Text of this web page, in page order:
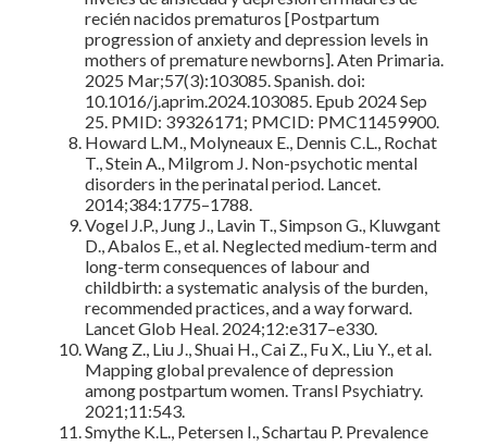
recién nacidos prematuros [Postpartum
progression of anxiety and depression levels in
mothers of premature newborns]. Aten Primaria.
2025 Mar;57(3):103085. Spanish. doi:
10.1016/j.aprim.2024.103085. Epub 2024 Sep
25. PMID: 39326171; PMCID: PMC11459900.
Howard L.M., Molyneaux E., Dennis C.L., Rochat
T., Stein A., Milgrom J. Non-psychotic mental
disorders in the perinatal period. Lancet.
2014;384:1775–1788.
Vogel J.P., Jung J., Lavin T., Simpson G., Kluwgant
D., Abalos E., et al. Neglected medium-term and
long-term consequences of labour and
childbirth: a systematic analysis of the burden,
recommended practices, and a way forward.
Lancet Glob Heal. 2024;12:e317–e330.
Wang Z., Liu J., Shuai H., Cai Z., Fu X., Liu Y., et al.
Mapping global prevalence of depression
among postpartum women. Transl Psychiatry.
2021;11:543.
Smythe K.L., Petersen I., Schartau P. Prevalence